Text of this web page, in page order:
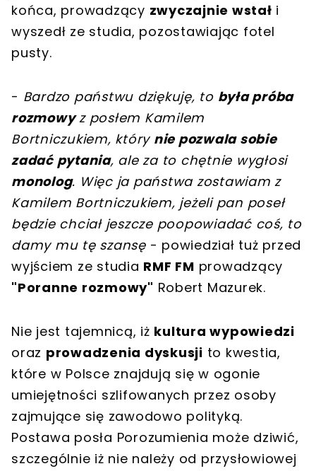
końca, prowadzący zwyczajnie wstał i
wyszedł ze studia, pozostawiając fotel
pusty.
- Bardzo państwu dziękuję, to była próba
rozmowyz posłem Kamilem
Bortniczukiem, który nie pozwala sobie
zadać pytania, ale za to chętnie wygłosi
monolog. Więc ja państwa zostawiam z
Kamilem Bortniczukiem, jeżeli pan poseł
będzie chciał jeszcze poopowiadać coś, to
damy mu tę szansę- powiedział tuż przed
wyjściem ze studia RMF FM prowadzący
"Poranne rozmowy" Robert Mazurek.
Nie jest tajemnicą, iż kultura wypowiedzi
oraz prowadzenia dyskusji to kwestia,
które w Polsce znajdują się w ogonie
umiejętności szlifowanych przez osoby
zajmujące się zawodowo polityką.
Postawa posła Porozumienia może dziwić,
szczególnie iż nie należy od przysłowiowej